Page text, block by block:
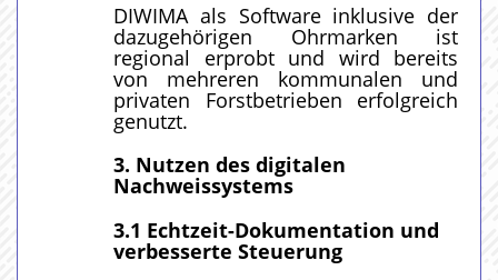
DIWIMA als Software inklusive der
dazugehörigen Ohrmarken ist
regional erprobt und wird bereits
von mehreren kommunalen und
privaten Forstbetrieben erfolgreich
genutzt.
3. Nutzen des digitalen
Nachweissystems
3.1 Echtzeit-Dokumentation und
verbesserte Steuerung